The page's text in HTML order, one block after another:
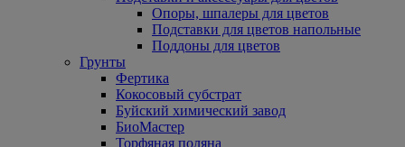
Опоры, шпалеры для цветов
Подставки для цветов напольные
Поддоны для цветов
Грунты
Фертика
Кокосовый субстрат
Буйский химический завод
БиоМастер
Торфяная поляна